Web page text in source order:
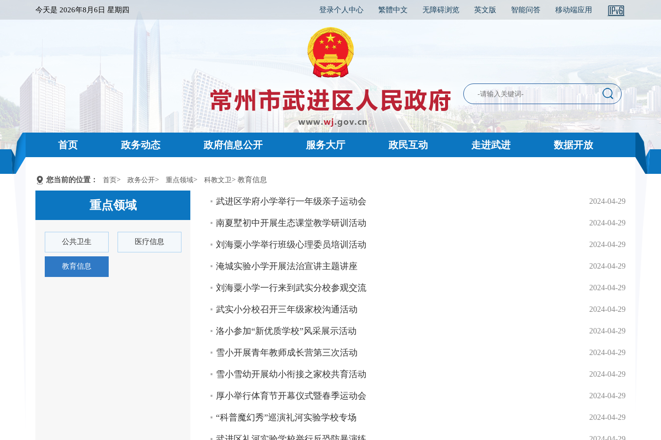
今天是 2026年8月6日 星期四 登录个人中心 繁體中文 无障碍浏览 英文版 智能问答 移动端应用
首页 政务动态 政府信息公开 服务大厅 政民互动 走进武进 数据开放
您当前的位置： 首页> 政务公开> 重点领域> 科教文卫> 教育信息
重点领域
公共卫生 医疗信息
教育信息
武进区学府小学举行一年级亲子运动会 2024-04-29
南夏墅初中开展生态课堂教学研训活动 2024-04-29
刘海粟小学举行班级心理委员培训活动 2024-04-29
淹城实验小学开展法治宣讲主题讲座 2024-04-29
刘海粟小学一行来到武实分校参观交流 2024-04-29
武实小分校召开三年级家校沟通活动 2024-04-29
洛小参加“新优质学校”风采展示活动 2024-04-29
雪小开展青年教师成长营第三次活动 2024-04-29
雪小雪幼开展幼小衔接之家校共育活动 2024-04-29
厚小举行体育节开幕仪式暨春季运动会 2024-04-29
“科普魔幻秀”巡演礼河实验学校专场 2024-04-29